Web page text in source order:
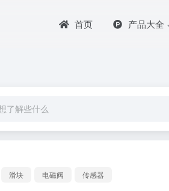
首页 产品大全
滑块 电磁阀 传感器